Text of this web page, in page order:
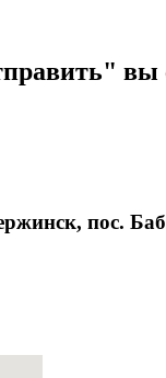
вы
пос.